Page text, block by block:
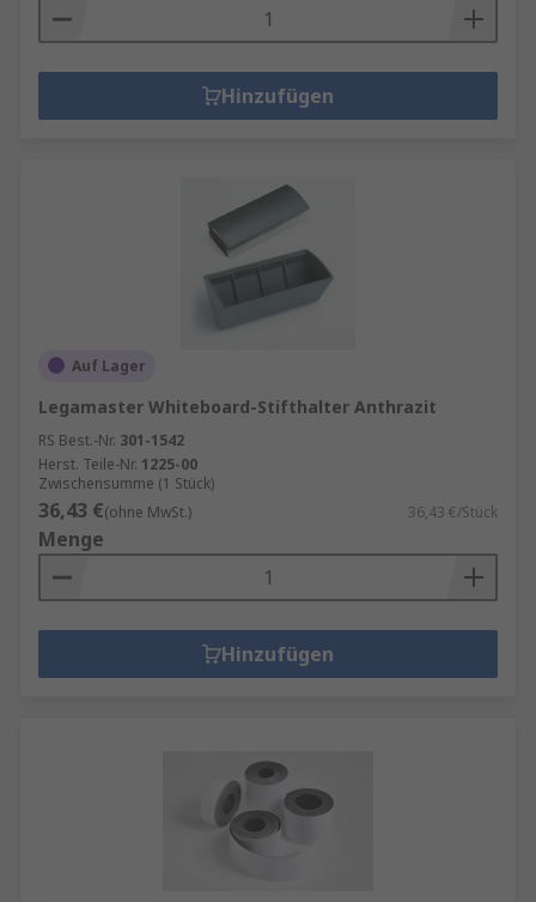
Hinzufügen
Auf Lager
Legamaster Whiteboard-Stifthalter Anthrazit
RS Best.-Nr. 301-1542
Herst. Teile-Nr. 1225-00
Zwischensumme (1 Stück)
36,43 €(ohne MwSt.) 36,43 €/Stück
Menge
Hinzufügen